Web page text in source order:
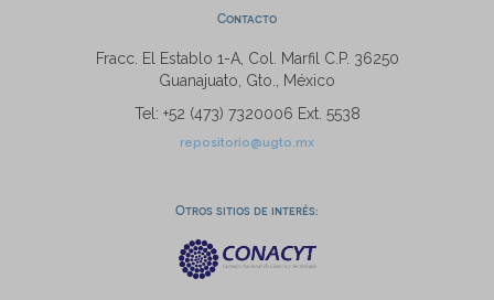
Contacto
Fracc. El Establo 1-A, Col. Marfil C.P. 36250
Guanajuato, Gto., México
Tel: +52 (473) 7320006 Ext. 5538
repositorio@ugto.mx
Otros sitios de interés: